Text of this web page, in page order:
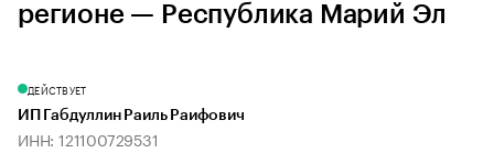
регионе — Республика Марий Эл
ДЕЙСТВУЕТ
ИП Габдуллин Раиль Раифович
ИНН: 121100729531